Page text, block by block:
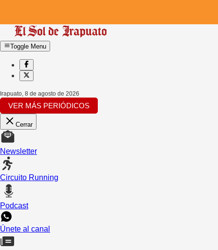
Toggle Menu
Irapuato, 8 de agosto de 2026
VER MÁS PERIÓDICOS
Cerrar
Newsletter
Circuito Running
Podcast
Únete al canal